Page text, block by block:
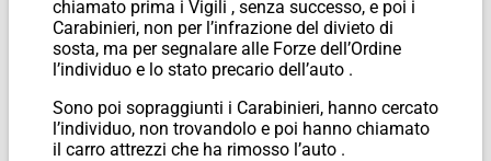
chiamato prima i Vigili , senza successo, e poi i
Carabinieri, non per l’infrazione del divieto di
sosta, ma per segnalare alle Forze dell’Ordine
l’individuo e lo stato precario dell’auto .
Sono poi sopraggiunti i Carabinieri, hanno cercato
l’individuo, non trovandolo e poi hanno chiamato
il carro attrezzi che ha rimosso l’auto .